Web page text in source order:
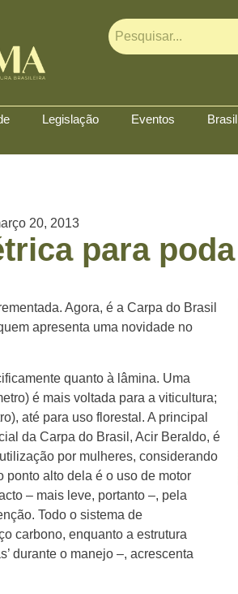
Legislação Eventos Brasil
20, 2013
para poda
Agora, é a Carpa do Brasil
apresenta uma novidade no
quanto à lâmina. Uma
é mais voltada para a viticultura;
até para uso florestal. A principal
da Carpa do Brasil, Acir Beraldo, é
por mulheres, considerando
ponto alto dela é o uso de motor
– mais leve, portanto –, pela
Todo o sistema de
carbono, enquanto a estrutura
durante o manejo –, acrescenta